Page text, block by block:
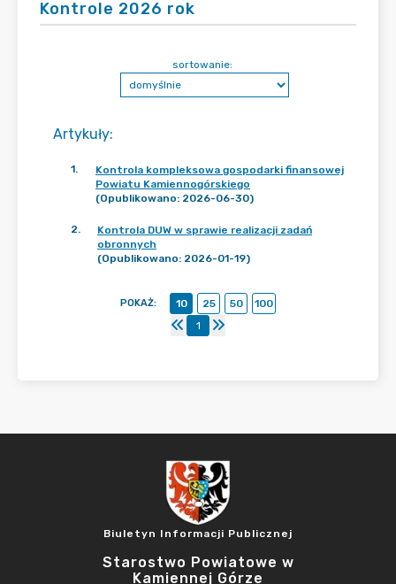
Kontrole 2026 rok
Artykuły:
sortowanie:
1.
Kontrola kompleksowa gospodarki finansowej
Powiatu Kamiennogórskiego
(Opublikowano: 2026-06-30)
2.
Kontrola DUW w sprawie realizacji zadań
obronnych
(Opublikowano: 2026-01-19)
POKAŻ: 10 25 50
100
1
Biuletyn Informacji Publicznej
Starostwo Powiatowe w
Kamiennej Górze